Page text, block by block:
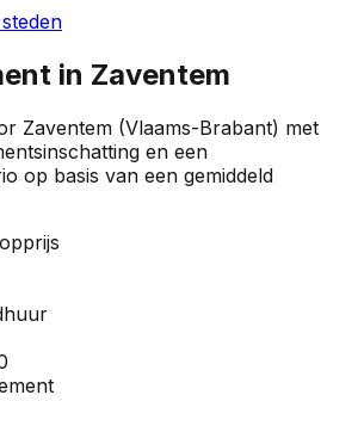
in Zaventem
Zaventem (Vlaams-Brabant) met
en een
op basis van een gemiddeld